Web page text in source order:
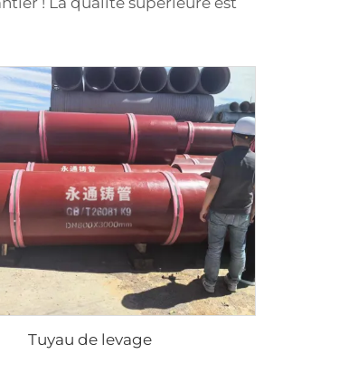
Tuyau de levage